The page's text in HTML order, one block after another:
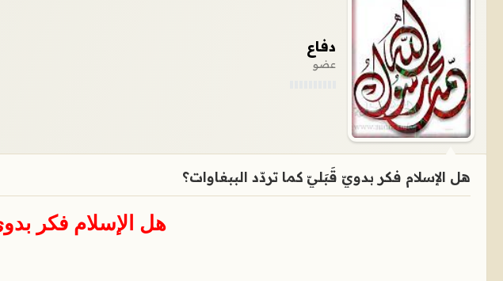
دفاع
عضو
هل الإسلام فكر بدويّ قَبَليّ كما تردّد الببغاوات؟
هل الإسلام فكر